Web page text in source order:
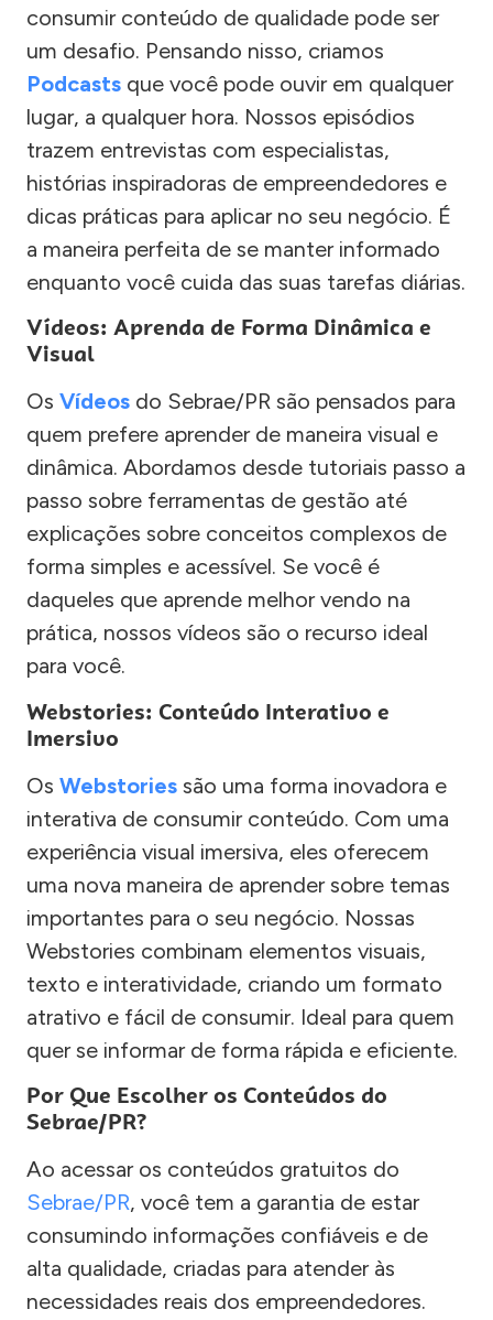
consumir conteúdo de qualidade pode ser
um desafio. Pensando nisso, criamos
Podcasts que você pode ouvir em qualquer
lugar, a qualquer hora. Nossos episódios
trazem entrevistas com especialistas,
histórias inspiradoras de empreendedores e
dicas práticas para aplicar no seu negócio. É
a maneira perfeita de se manter informado
enquanto você cuida das suas tarefas diárias.
Vídeos: Aprenda de Forma Dinâmica e
Visual
Os Vídeos do Sebrae/PR são pensados para
quem prefere aprender de maneira visual e
dinâmica. Abordamos desde tutoriais passo a
passo sobre ferramentas de gestão até
explicações sobre conceitos complexos de
forma simples e acessível. Se você é
daqueles que aprende melhor vendo na
prática, nossos vídeos são o recurso ideal
para você.
Webstories: Conteúdo Interativo e
Imersivo
Os Webstories são uma forma inovadora e
interativa de consumir conteúdo. Com uma
experiência visual imersiva, eles oferecem
uma nova maneira de aprender sobre temas
importantes para o seu negócio. Nossas
Webstories combinam elementos visuais,
texto e interatividade, criando um formato
atrativo e fácil de consumir. Ideal para quem
quer se informar de forma rápida e eficiente.
Por Que Escolher os Conteúdos do
Sebrae/PR?
Ao acessar os conteúdos gratuitos do
Sebrae/PR, você tem a garantia de estar
consumindo informações confiáveis e de
alta qualidade, criadas para atender às
necessidades reais dos empreendedores.